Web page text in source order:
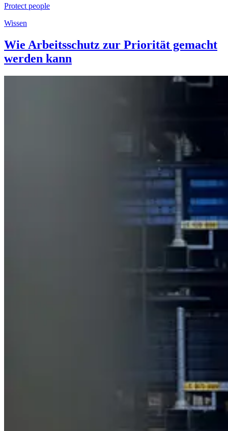
Protect people
Wissen
Wie Arbeitsschutz zur Priorität gemacht
werden kann